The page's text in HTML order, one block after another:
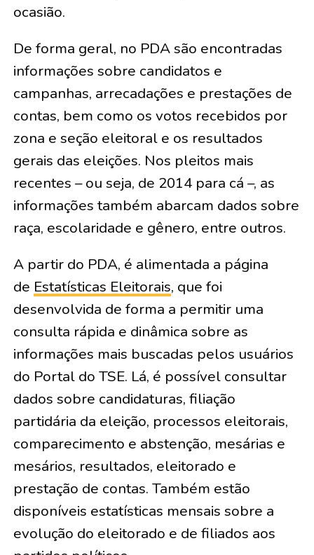
ocasião.
De forma geral, no PDA são encontradas
informações sobre candidatos e
campanhas, arrecadações e prestações de
contas, bem como os votos recebidos por
zona e seção eleitoral e os resultados
gerais das eleições. Nos pleitos mais
recentes – ou seja, de 2014 para cá –, as
informações também abarcam dados sobre
raça, escolaridade e gênero, entre outros.
A partir do PDA, é alimentada a página
de Estatísticas Eleitorais, que foi
desenvolvida de forma a permitir uma
consulta rápida e dinâmica sobre as
informações mais buscadas pelos usuários
do Portal do TSE. Lá, é possível consultar
dados sobre candidaturas, filiação
partidária da eleição, processos eleitorais,
comparecimento e abstenção, mesárias e
mesários, resultados, eleitorado e
prestação de contas. Também estão
disponíveis estatísticas mensais sobre a
evolução do eleitorado e de filiados aos